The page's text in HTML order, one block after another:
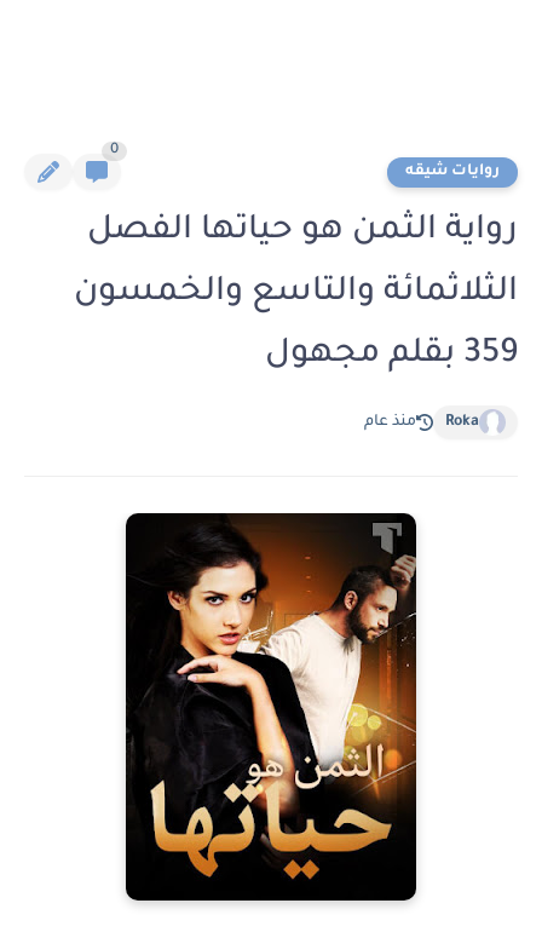
روايات شيقه
0
رواية الثمن هو حياتها الفصل
الثلاثمائة والتاسع والخمسون
359 بقلم مجهول
Roka منذ عام